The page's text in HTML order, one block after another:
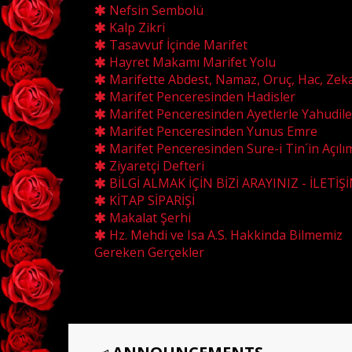
Nefsin Sembolü
Kalp Zikri
Tasavvuf İçinde Marifet
Hayret Makamı Marifet Yolu
Marifette Abdest, Namaz, Oruç, Hac,
Marifet Penceresinden Hadisler
Marifet Penceresinden Ayetlerle
Marifet Penceresinden Yunus Emre
Marifet Penceresinden Sure-i Tin´in
Ziyaretçi Defteri
BİLGİ ALMAK İÇİN BİZİ ARAYINIZ -
KİTAP SİPARİŞİ
Makalat Şerhi
Hz. Mehdi ve Isa A.S. Hakkinda Bilmemiz
Gereken Gerçekler